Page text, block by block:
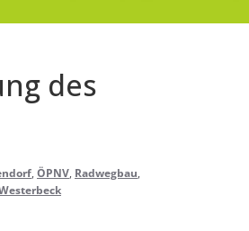
des
, ÖPNV, Radwegbau,